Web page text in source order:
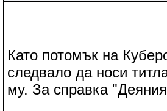
Като потомък на
следвало да носи
му. За справка